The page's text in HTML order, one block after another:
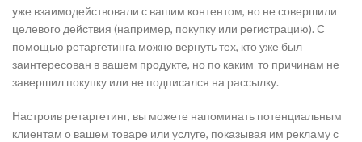
уже взаимодействовали с вашим контентом, но не совершили
целевого действия (например, покупку или регистрацию). С
помощью ретаргетинга можно вернуть тех, кто уже был
заинтересован в вашем продукте, но по каким-то причинам не
завершил покупку или не подписался на рассылку.
Настроив ретаргетинг, вы можете напоминать потенциальным
клиентам о вашем товаре или услуге, показывая им рекламу с